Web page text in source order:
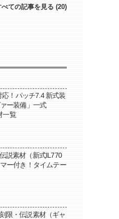
べての記事を見る (20)
応！パッチ7.4 新式装
ー装備」一式
一覧
説素材（新式IL770
ー付き！タイムテー
限・伝説素材（ギャ